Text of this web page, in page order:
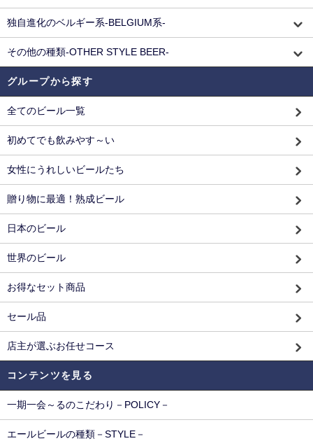
独自進化のベルギー系-BELGIUM系-
その他の種類-OTHER STYLE BEER-
グループから探す
全てのビール一覧
初めてでも飲みやす～い
女性にうれしいビールたち
贈り物に最適！熟成ビール
日本のビール
世界のビール
お得なセット商品
セール品
店主が選ぶお任せコース
コンテンツを見る
一期一会～るのこだわり－POLICY－
エールビールの種類－STYLE－